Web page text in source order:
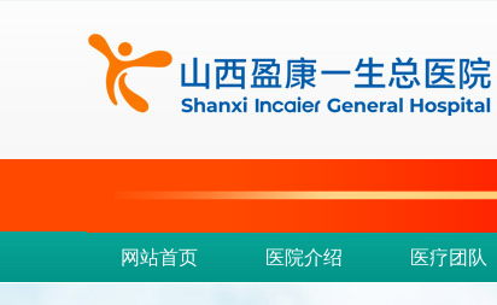
网站首页 医院介绍 医疗团队